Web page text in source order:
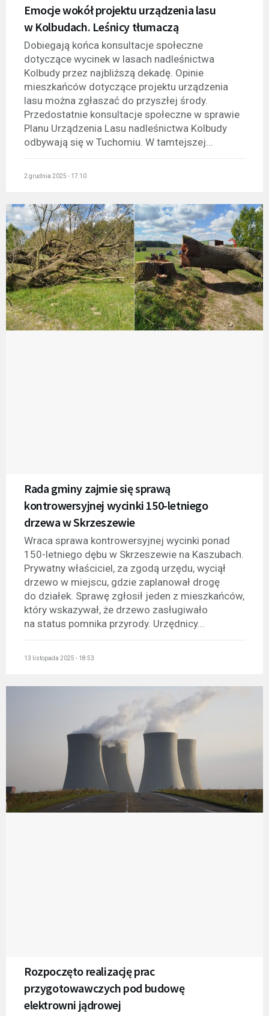
Emocje wokół projektu urządzenia lasu
w Kolbudach. Leśnicy tłumaczą
Dobiegają końca konsultacje społeczne
dotyczące wycinek w lasach nadleśnictwa
Kolbudy przez najbliższą dekadę. Opinie
mieszkańców dotyczące projektu urządzenia
lasu można zgłaszać do przyszłej środy.
Przedostatnie konsultacje społeczne w sprawie
Planu Urządzenia Lasu nadleśnictwa Kolbudy
odbywają się w Tuchomiu. W tamtejszej...
2 grudnia 2025 - 17:10
Rada gminy zajmie się sprawą
kontrowersyjnej wycinki 150-letniego
drzewa w Skrzeszewie
Wraca sprawa kontrowersyjnej wycinki ponad
150-letniego dębu w Skrzeszewie na Kaszubach.
Prywatny właściciel, za zgodą urzędu, wyciął
drzewo w miejscu, gdzie zaplanował drogę
do działek. Sprawę zgłosił jeden z mieszkańców,
który wskazywał, że drzewo zasługiwało
na status pomnika przyrody. Urzędnicy...
13 listopada 2025 - 18:53
Rozpoczęto realizację prac
przygotowawczych pod budowę
elektrowni jądrowej